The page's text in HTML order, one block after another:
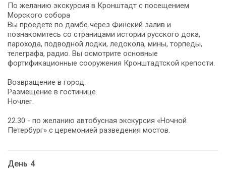
По желанию экскурсия в Кронштадт с посещением
Морского собора
Вы проедете по дамбе через Финский залив и
познакомитесь со страницами истории русского дока,
парохода, подводной лодки, ледокола, мины, торпеды,
телеграфа, радио. Вы осмотрите основные
фортификационные сооружения Кронштадтской крепости.
Возвращение в город.
Размещение в гостинице.
Ночлег.
22.30 - по желанию автобусная экскурсия «Ночной
Петербург» с церемонией разведения мостов.
День 4